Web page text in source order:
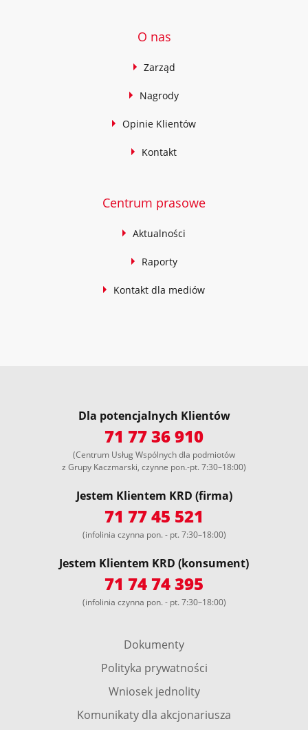
O nas
Zarząd
Nagrody
Opinie Klientów
Kontakt
Centrum prasowe
Aktualności
Raporty
Kontakt dla mediów
Dla potencjalnych Klientów
71 77 36 910
(Centrum Usług Wspólnych dla podmiotów
z Grupy Kaczmarski, czynne pon.-pt. 7:30–18:00)
Jestem Klientem KRD (firma)
71 77 45 521
(infolinia czynna pon. - pt. 7:30–18:00)
Jestem Klientem KRD (konsument)
71 74 74 395
(infolinia czynna pon. - pt. 7:30–18:00)
Dokumenty
Polityka prywatności
Wniosek jednolity
Komunikaty dla akcjonariusza